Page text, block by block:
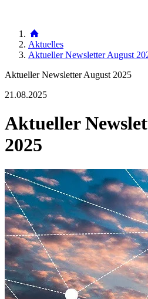
Aktuelles
Aktueller Newsletter August
Aktueller Newsletter August 2025
21.08.2025
Aktueller
2025